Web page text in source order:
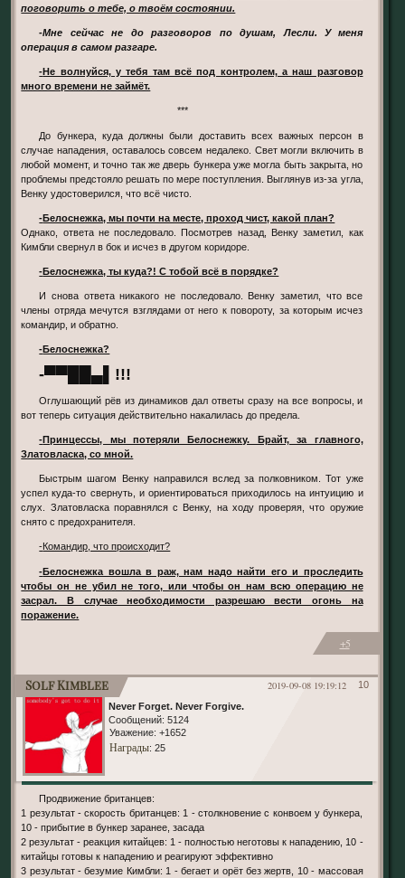
поговорить о тебе, о твоём состоянии.
-Мне сейчас не до разговоров по душам, Лесли. У меня
операция в самом разгаре.
-Не волнуйся, у тебя там всё под контролем, а наш разговор
много времени не займёт.
***
До бункера, куда должны были доставить всех важных персон в
случае нападения, оставалось совсем недалеко. Свет могли включить в
любой момент, и точно так же дверь бункера уже могла быть закрыта, но
проблемы предстояло решать по мере поступления. Выглянув из-за угла,
Венку удостоверился, что всё чисто.
-Белоснежка, мы почти на месте, проход чист, какой план?
Однако, ответа не последовало. Посмотрев назад, Венку заметил, как
Кимбли свернул в бок и исчез в другом коридоре.
-Белоснежка, ты куда?! С тобой всё в порядке?
И снова ответа никакого не последовало. Венку заметил, что все
члены отряда мечутся взглядами от него к повороту, за которым исчез
командир, и обратно.
-Белоснежка?
-▀▀██▄▌!!!
Оглушающий рёв из динамиков дал ответы сразу на все вопросы, и
вот теперь ситуация действительно накалилась до предела.
-Принцессы, мы потеряли Белоснежку. Брайт, за главного,
Златовласка, со мной.
Быстрым шагом Венку направился вслед за полковником. Тот уже
успел куда-то свернуть, и ориентироваться приходилось на интуицию и
слух. Златовласка поравнялся с Венку, на ходу проверяя, что оружие
снято с предохранителя.
-Командир, что происходит?
-Белоснежка вошла в раж, нам надо найти его и проследить
чтобы он не убил не того, или чтобы он нам всю операцию не
засрал. В случае необходимости разрешаю вести огонь на
поражение.
+5
10
2019-09-08 19:19:12
Solf Kimblee
Never Forget. Never Forgive.
Сообщений: 5124
Уважение: +1652
Награды: 25
Продвижение британцев:
1 результат - скорость британцев: 1 - столкновение с конвоем у бункера,
10 - прибытие в бункер заранее, засада
2 результат - реакция китайцев: 1 - полностью неготовы к нападению, 10 -
китайцы готовы к нападению и реагируют эффективно
3 результат - безумие Кимбли: 1 - бегает и орёт без жертв, 10 - массовая